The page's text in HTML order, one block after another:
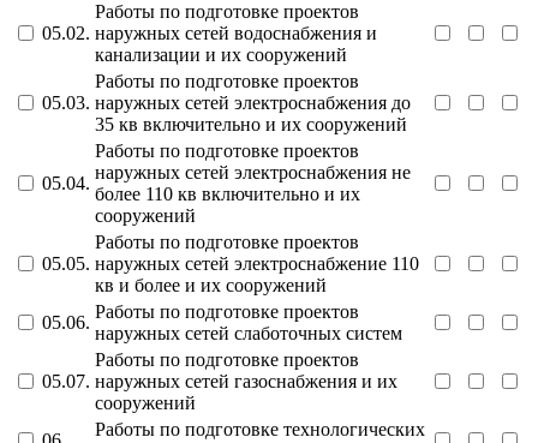
05.02.
Работы по подготовке проектов
наружных сетей водоснабжения и
канализации и их сооружений
05.03.
Работы по подготовке проектов
наружных сетей электроснабжения до
35 кв включительно и их сооружений
05.04.
Работы по подготовке проектов
наружных сетей электроснабжения не
более 110 кв включительно и их
сооружений
05.05.
Работы по подготовке проектов
наружных сетей электроснабжение 110
кв и более и их сооружений
05.06.
Работы по подготовке проектов
наружных сетей слаботочных систем
05.07.
Работы по подготовке проектов
наружных сетей газоснабжения и их
сооружений
Работы по подготовке технологических